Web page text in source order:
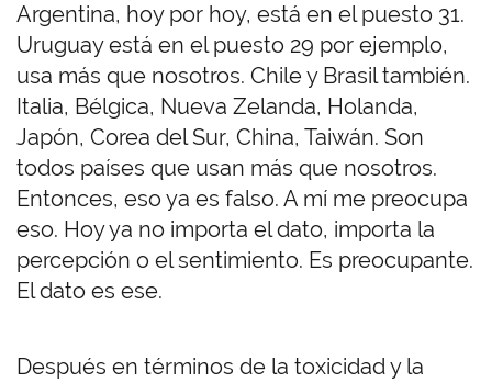
Argentina, hoy por hoy, está en el puesto 31.
Uruguay está en el puesto 29 por ejemplo,
usa más que nosotros. Chile y Brasil también.
Italia, Bélgica, Nueva Zelanda, Holanda,
Japón, Corea del Sur, China, Taiwán. Son
todos países que usan más que nosotros.
Entonces, eso ya es falso. A mí me preocupa
eso. Hoy ya no importa el dato, importa la
percepción o el sentimiento. Es preocupante.
El dato es ese.
Después en términos de la toxicidad y la